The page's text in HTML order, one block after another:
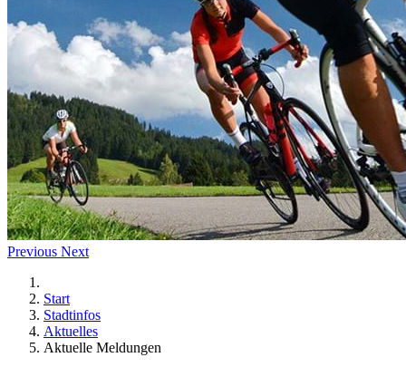
Previous Next
Start
Stadtinfos
Aktuelles
Aktuelle Meldungen